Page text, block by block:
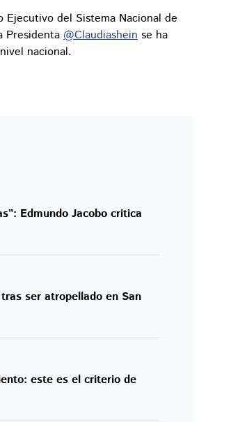
del Sistema Nacional de
Presidenta @Claudiashein se ha
nacional.
Edmundo Jacobo critica
ser atropellado en San
este es el criterio de